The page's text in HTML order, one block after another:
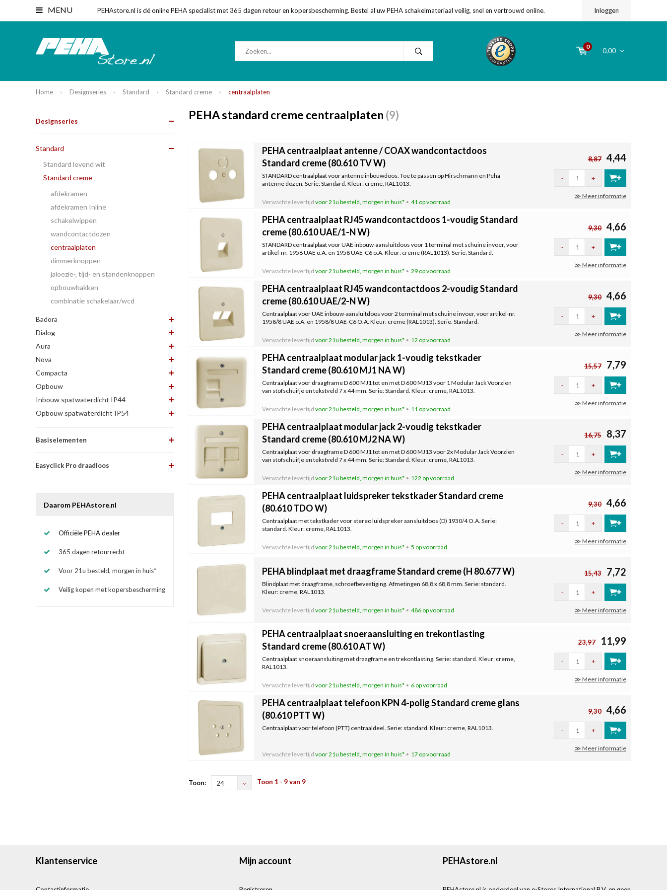
MENU PEHAstore.nl is dé online PEHA specialist met 365 dagen retour en kopersbescherming. Bestel al uw PEHA schakelmateriaal veilig, snel en vertrouwd online. Inloggen
0
0,00
Home Designseries Standard Standard creme centraalplaten
Designseries
Standard
Standard levend wit
Standard creme
afdekramen
afdekramen Inline
schakelwippen
wandcontactdozen
centraalplaten
dimmerknoppen
jaloezie-, tijd- en standenknoppen
opbouwbakken
combinatie schakelaar/wcd
Badora
Dialog
Aura
Nova
Compacta
Opbouw
Inbouw spatwaterdicht IP44
Opbouw spatwaterdicht IP54
Basiselementen
Easyclick Pro draadloos
Daarom PEHAstore.nl
Officiële PEHA dealer
365 dagen retourrecht
Voor 21u besteld, morgen in huis*
Veilig kopen met kopersbescherming
PEHA standard creme centraalplaten (9)
PEHA centraalplaat antenne / COAX wandcontactdoos
Standard creme (80.610 TV W)
STANDARD centraalplaat voor antenne inbouwdoos. Toe te passen op Hirschmann en Peha
antenne dozen. Serie: Standard. Kleur: creme, RAL1013.
Verwachte levertijd voor 21u besteld, morgen in huis* 41 op voorraad
8,87 4,44
- +
≫ Meer informatie
PEHA centraalplaat RJ45 wandcontactdoos 1-voudig Standard
creme (80.610 UAE/1-N W)
STANDARD centraalplaat voor UAE inbouw-aansluitdoos voor 1 terminal met schuine invoer, voor
artikel-nr. 1958 UAE o.A. en 1958 UAE-C6 o.A. Kleur: creme (RAL1013). Serie: Standard.
Verwachte levertijd voor 21u besteld, morgen in huis* 29 op voorraad
9,30 4,66
- +
≫ Meer informatie
PEHA centraalplaat RJ45 wandcontactdoos 2-voudig Standard
creme (80.610 UAE/2-N W)
Centraalplaat voor UAE inbouw-aansluitdoos voor 2 terminal met schuine invoer, voor artikel-nr.
1958/8 UAE o.A. en 1958/8 UAE-C6 O.A. Kleur: creme (RAL1013). Serie: Standard.
Verwachte levertijd voor 21u besteld, morgen in huis* 12 op voorraad
9,30 4,66
- +
≫ Meer informatie
PEHA centraalplaat modular jack 1-voudig tekstkader
Standard creme (80.610 MJ1 NA W)
Centraalplaat voor draagframe D 600 MJ1 tot en met D 600 MJ13 voor 1 Modular Jack Voorzien
van stofschuifje en tekstveld 7 x 44 mm. Serie: Standard. Kleur: creme, RAL1013.
Verwachte levertijd voor 21u besteld, morgen in huis* 11 op voorraad
15,57 7,79
- +
≫ Meer informatie
PEHA centraalplaat modular jack 2-voudig tekstkader
Standard creme (80.610 MJ2 NA W)
Centraalplaat voor draagframe D 600 MJ1 tot en met D 600 MJ13 voor 2x Modular Jack Voorzien
van stofschuifje en tekstveld 7 x 44 mm. Serie: Standard. Kleur: creme, RAL1013.
Verwachte levertijd voor 21u besteld, morgen in huis* 122 op voorraad
16,75 8,37
- +
≫ Meer informatie
PEHA centraalplaat luidspreker tekstkader Standard creme
(80.610 TDO W)
Centraalplaat met tekstkader voor stereo luidspreker aansluitdoos (D) 1930/4 O.A. Serie:
standard. Kleur: creme, RAL1013.
Verwachte levertijd voor 21u besteld, morgen in huis* 5 op voorraad
9,30 4,66
- +
≫ Meer informatie
PEHA blindplaat met draagframe Standard creme (H 80.677 W)
Blindplaat met draagframe, schroefbevestiging. Afmetingen 68,8 x 68,8 mm. Serie: standard.
Kleur: creme, RAL1013.
Verwachte levertijd voor 21u besteld, morgen in huis* 486 op voorraad
15,43 7,72
- +
≫ Meer informatie
PEHA centraalplaat snoeraansluiting en trekontlasting
Standard creme (80.610 AT W)
Centraalplaat snoeraansluiting met draagframe en trekontlasting. Serie: standard. Kleur: creme,
RAL1013.
Verwachte levertijd voor 21u besteld, morgen in huis* 6 op voorraad
23,97 11,99
- +
≫ Meer informatie
PEHA centraalplaat telefoon KPN 4-polig Standard creme glans
(80.610 PTT W)
Centraalplaat voor telefoon (PTT) centraaldeel. Serie: standard. Kleur: creme, RAL1013.
Verwachte levertijd voor 21u besteld, morgen in huis* 17 op voorraad
9,30 4,66
- +
≫ Meer informatie
Toon: 24 Toon 1 - 9 van 9
Klantenservice Mijn account PEHAstore.nl